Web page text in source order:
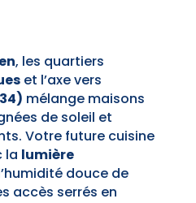
, les quartiers
et l’axe vers
mélange maisons
de soleil et
Votre future cuisine
la lumière
douce de
accès serrés en